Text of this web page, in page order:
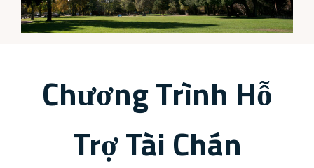
Chương Trình Hỗ
Trợ Tài Chán